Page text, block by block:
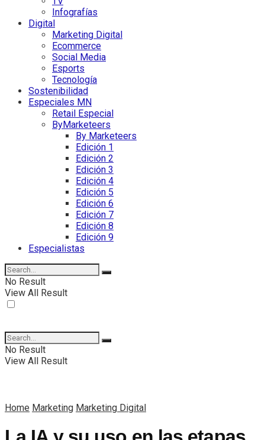
Infografías
Digital
Marketing Digital
Ecommerce
Social Media
Esports
Tecnología
Sostenibilidad
Especiales MN
Retail Especial
ByMarketeers
By Marketeers
Edición 1
Edición 2
Edición 3
Edición 4
Edición 5
Edición 6
Edición 7
Edición 8
Edición 9
Especialistas
No Result
View All Result
No Result
View All Result
Home Marketing Marketing Digital